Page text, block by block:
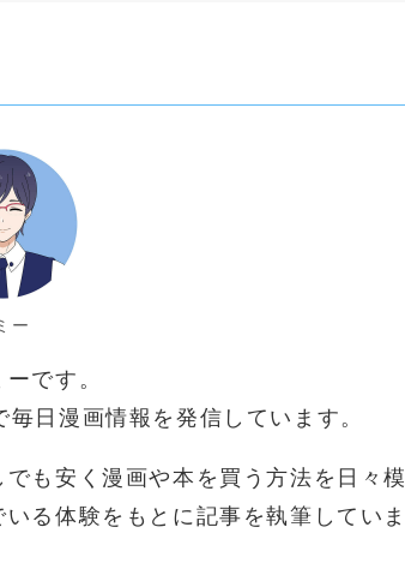
ー
です。
毎日漫画情報を発信しています。
も安く漫画や本を買う方法を日々模
る体験をもとに記事を執筆していま